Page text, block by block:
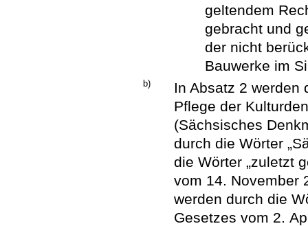
geltendem
gebracht und
der nicht
Bauwerke im
b)
In Absatz 2 werden
Pflege der
(Sächsisches
durch die Wörter
die Wörter „zuletzt
vom 14. November
werden durch die
Gesetzes vom 2.